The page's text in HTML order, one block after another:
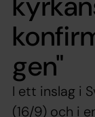
gen"
I ett inslag i
(16/9) och i